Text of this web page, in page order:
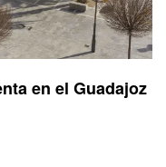
en el Guadajoz